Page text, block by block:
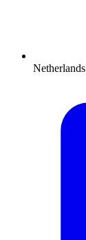
Netherlands